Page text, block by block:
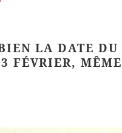
LA DATE
FÉVRIER,